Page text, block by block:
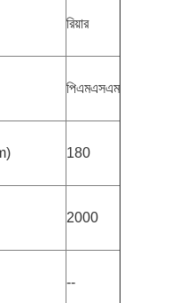
রিয়ার
পিএমএসএম
180
2000
--